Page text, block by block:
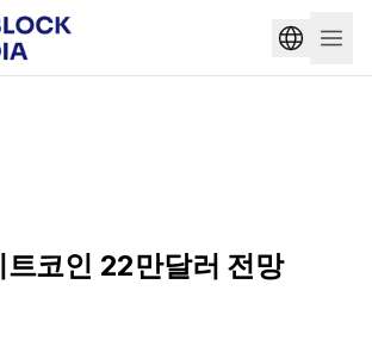
트코인 22만달러 전망